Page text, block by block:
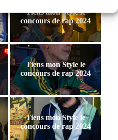
Tiens mon Style le
concours de rap 2024
Tiens mon Style le
concours de rap 2024
Tiens mon Style le
concours de rap 2024